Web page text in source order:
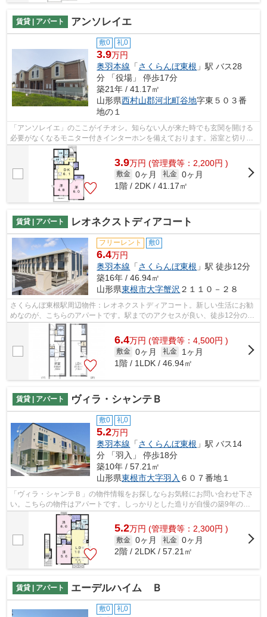
賃貸 | アパート アンソレイエ
敷0 礼0
3.9万円
奥羽本線 「さくらんぼ東根 」駅 バス28
分 「役場」 停歩17分
築21年 / 41.17㎡
山形県西村山郡河北町谷地字東５０３番
地の１
「アンソレイエ」のここがイチオシ。知らない人が来た時でも玄関を開ける
必要がなくなるモニター付きインターホンを備えております。浴室と切り離
されているので湿気に悩まされること...
3.9万円 (管理費等：2,200円 )
敷金 0ヶ月 礼金 0ヶ月
1階 / 2DK / 41.17㎡
賃貸 | アパート レオネクストディアコート
フリーレント 敷0
6.4万円
奥羽本線 「さくらんぼ東根 」駅 徒歩12分
築16年 / 46.94㎡
山形県東根市大字蟹沢 ２１１０－２８
さくらんぼ東根駅周辺物件：レオネクストディアコート。新しい生活にお勧
めなのが、こちらのアパートです。駅までのアクセスが良い、徒歩12分のと
ころに位置する物件です。物件をお探...
6.4万円 (管理費等：4,500円 )
敷金 0ヶ月 礼金
1ヶ月
1階 / 1LDK / 46.94㎡
賃貸 | アパート ヴィラ・シャンテＢ
敷0 礼0
5.2万円
奥羽本線 「さくらんぼ東根 」駅 バス14
分 「羽入」 停歩18分
築10年 / 57.21㎡
山形県東根市大字羽入 ６０７番地１
「ヴィラ・シャンテＢ」の物件情報をお探しならお気軽にお問い合わせ下さ
い。こちらの物件はアパートです。しっかりとした造りが自慢の築9年の物
件。東根市エリアで住まいを見つけるな...
5.2万円 (管理費等：2,300円 )
敷金 0ヶ月 礼金 0ヶ月
2階 / 2LDK / 57.21㎡
賃貸 | アパート エーデルハイム Ｂ
敷0 礼0